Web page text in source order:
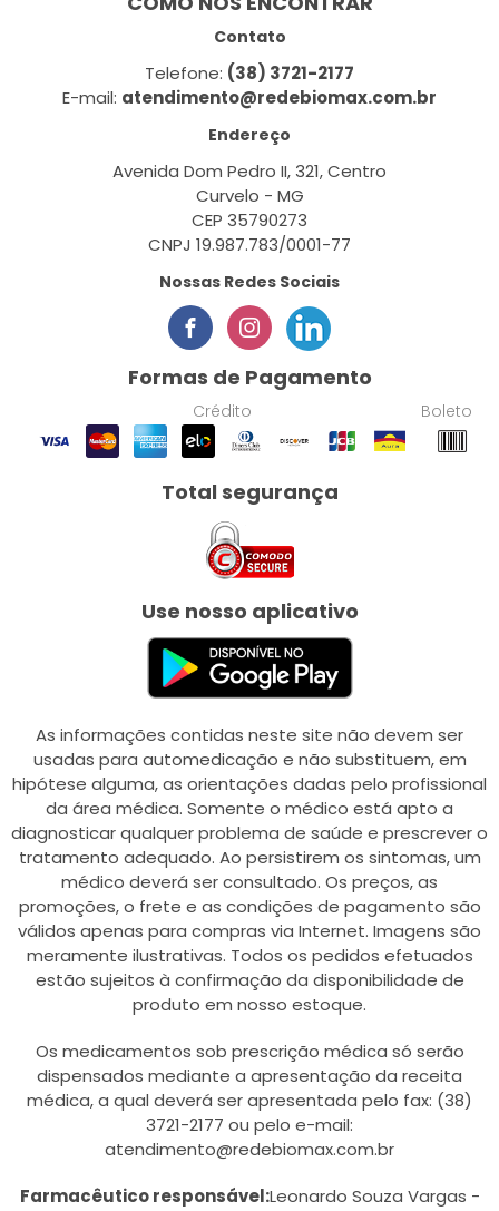
Contato
Telefone: (38) 3721-2177
E-mail: atendimento@redebiomax.com.br
Endereço
Avenida Dom Pedro II, 321, Centro
Curvelo - MG
CEP 35790273
CNPJ 19.987.783/0001-77
Nossas Redes Sociais
Formas de Pagamento
Crédito Boleto
Total segurança
Use nosso aplicativo
As informações contidas neste site não devem ser
usadas para automedicação e não substituem, em
hipótese alguma, as orientações dadas pelo profissional
da área médica. Somente o médico está apto a
diagnosticar qualquer problema de saúde e prescrever o
tratamento adequado. Ao persistirem os sintomas, um
médico deverá ser consultado. Os preços, as
promoções, o frete e as condições de pagamento são
válidos apenas para compras via Internet. Imagens são
meramente ilustrativas. Todos os pedidos efetuados
estão sujeitos à confirmação da disponibilidade de
produto em nosso estoque.
Os medicamentos sob prescrição médica só serão
dispensados mediante a apresentação da receita
médica, a qual deverá ser apresentada pelo fax: (38)
3721-2177 ou pelo e-mail:
atendimento@redebiomax.com.br
Farmacêutico responsável:Leonardo Souza Vargas -